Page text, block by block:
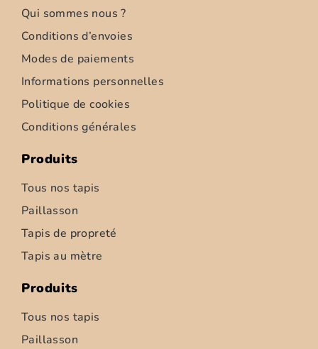
Tapis d’intérieur – Ziemia – 52cm
Qui sommes nous ?
Conditions d’envoies
Modes de paiements
Informations personnelles
Politique de cookies
Conditions générales
Produits
Tous nos tapis
Paillasson
Tapis de propreté
Tapis au mètre
Produits
Tous nos tapis
Paillasson